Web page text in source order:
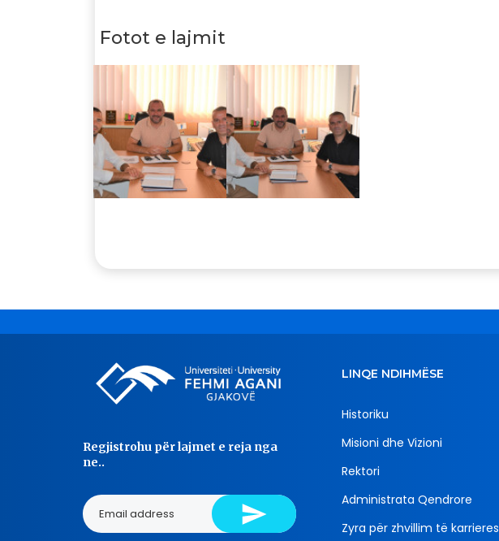
Fotot e lajmit
Regjistrohu për lajmet e reja nga
ne..
LINQE NDIHMËSE
Historiku
Misioni dhe Vizioni
Rektori
Administrata Qendrore
Zyra për zhvillim të karrieres